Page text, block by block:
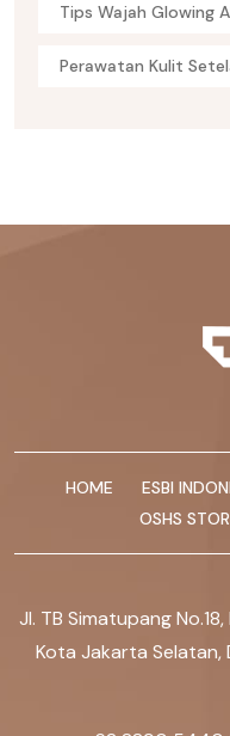
Tips Wajah Glowing
Perawatan Kulit
HOME ESBI
OSHS
Jl. TB Simatupang No.18,
Kota Jakarta Selatan,